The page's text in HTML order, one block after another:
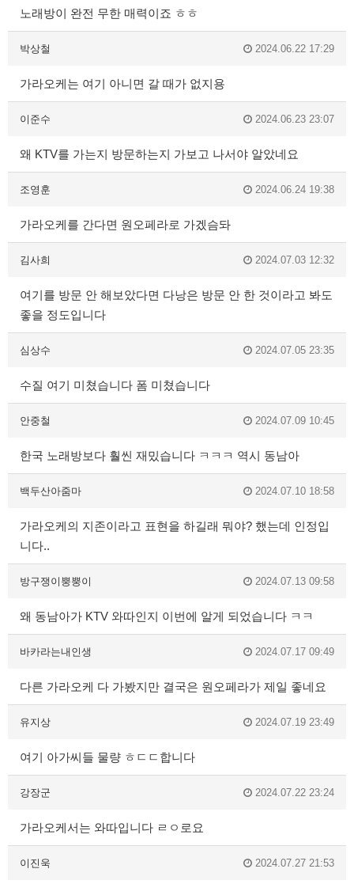
노래방이 완전 무한 매력이죠 ㅎㅎ
박상철 2024.06.22 17:29
가라오케는 여기 아니면 갈 때가 없지용
이준수 2024.06.23 23:07
왜 KTV를 가는지 방문하는지 가보고 나서야 알았네요
조영훈 2024.06.24 19:38
가라오케를 간다면 원오페라로 가겠슴돠
김사희 2024.07.03 12:32
여기를 방문 안 해보았다면 다낭은 방문 안 한 것이라고 봐도
좋을 정도입니다
심상수 2024.07.05 23:35
수질 여기 미쳤습니다 폼 미쳤습니다
안중철 2024.07.09 10:45
한국 노래방보다 훨씬 재밌습니다 ㅋㅋㅋ 역시 동남아
백두산아줌마 2024.07.10 18:58
가라오케의 지존이라고 표현을 하길래 뭐야? 했는데 인정입
니다..
방구쟁이뿡뿡이 2024.07.13 09:58
왜 동남아가 KTV 와따인지 이번에 알게 되었습니다 ㅋㅋ
바카라는내인생 2024.07.17 09:49
다른 가라오케 다 가봤지만 결국은 원오페라가 제일 좋네요
유지상 2024.07.19 23:49
여기 아가씨들 물량 ㅎㄷㄷ합니다
강장군 2024.07.22 23:24
가라오케서는 와따입니다 ㄹㅇ로요
이진욱 2024.07.27 21:53